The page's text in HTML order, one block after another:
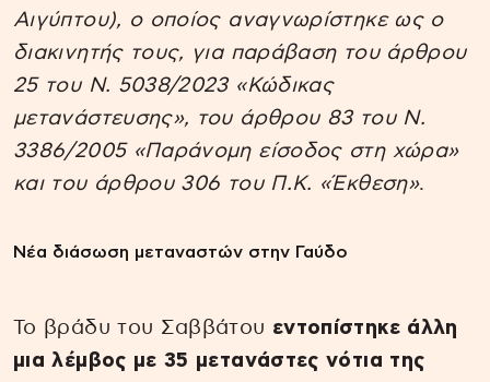
Αιγύπτου), ο οποίος αναγνωρίστηκε ως ο
διακινητής τους, για παράβαση του άρθρου
25 του Ν. 5038/2023 «Κώδικας
μετανάστευσης», του άρθρου 83 του Ν.
3386/2005 «Παράνομη είσοδος στη χώρα»
και του άρθρου 306 του Π.Κ. «Έκθεση».
Νέα διάσωση μεταναστών στην Γαύδο
Το βράδυ του Σαββάτου εντοπίστηκε άλλη
μια λέμβος με 35 μετανάστες νότια της